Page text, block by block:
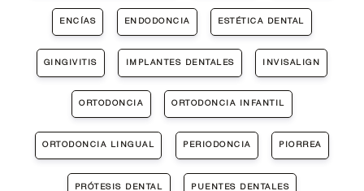
ENCÍAS ENDODONCIA ESTÉTICA DENTAL
GINGIVITIS IMPLANTES DENTALES INVISALIGN
ORTODONCIA ORTODONCIA INFANTIL
ORTODONCIA LINGUAL PERIODONCIA PIORREA
PRÓTESIS DENTAL PUENTES DENTALES